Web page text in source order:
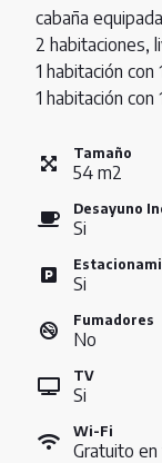
cabaña
2 habitaciones,
1 habitación con
1 habitación con
Tamaño
54 m2
Desayuno
Si
Si
Fumadores
No
TV
Si
Wi-Fi
Gratuito